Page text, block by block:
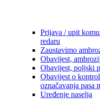
Prijava / upit
redaru
Zaustavimo
Obavijest,
Obavijest, poljski
Obavijest o
označavanja pasa
Uređenje naselja